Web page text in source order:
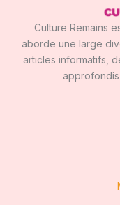
Culture Remains
aborde une large
articles informatifs,